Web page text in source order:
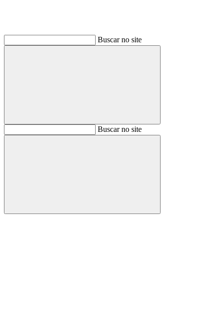
Buscar no site
BuscarBuscar no site
Buscar